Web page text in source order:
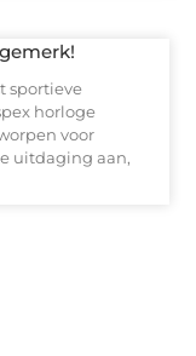
sportieve
horloge
voor
uitdaging aan,